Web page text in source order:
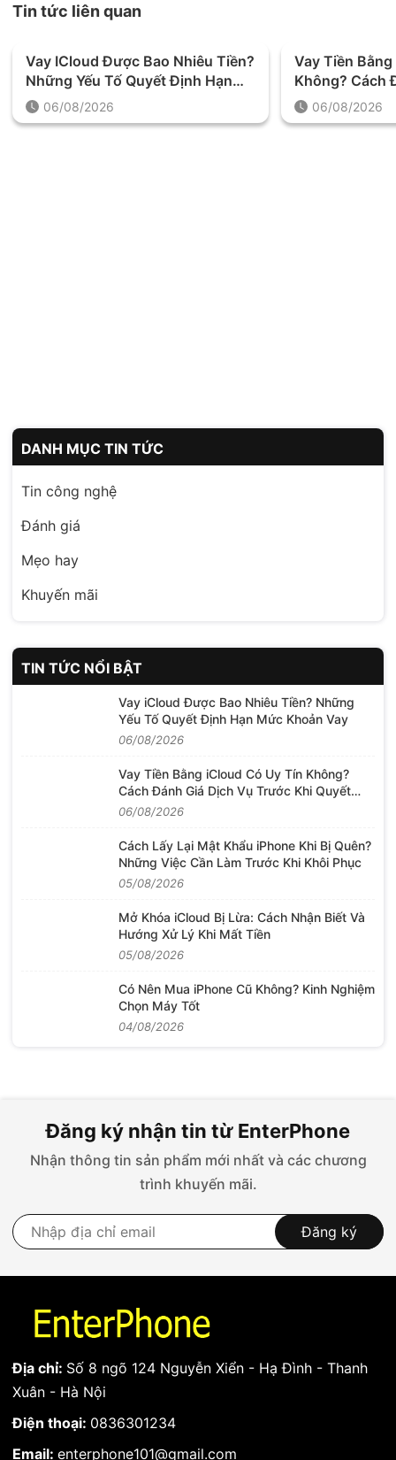
Tin tức liên quan
Vay ICloud Được Bao Nhiêu Tiền?
Những Yếu Tố Quyết Định Hạn
Mức Khoản Vay
06/08/2026
Vay Tiền
Không? Cách
Trước Khi
06/08/2026
DANH MỤC TIN TỨC
Tin công nghệ
Đánh giá
Mẹo hay
Khuyến mãi
TIN TỨC NỔI BẬT
Vay iCloud Được Bao Nhiêu Tiền? Những
Yếu Tố Quyết Định Hạn Mức Khoản Vay
06/08/2026
Vay Tiền Bằng iCloud Có Uy Tín Không?
Cách Đánh Giá Dịch Vụ Trước Khi Quyết
Định
06/08/2026
Cách Lấy Lại Mật Khẩu iPhone Khi Bị Quên?
Những Việc Cần Làm Trước Khi Khôi Phục
05/08/2026
Mở Khóa iCloud Bị Lừa: Cách Nhận Biết Và
Hướng Xử Lý Khi Mất Tiền
05/08/2026
Có Nên Mua iPhone Cũ Không? Kinh Nghiệm
Chọn Máy Tốt
04/08/2026
Đăng ký nhận tin từ EnterPhone
Nhận thông tin sản phẩm mới nhất và các chương
trình khuyến mãi.
Đăng ký
Địa chỉ: Số 8 ngõ 124 Nguyễn Xiển - Hạ Đình - Thanh
Xuân - Hà Nội
Điện thoại: 0836301234
Email: enterphone101@gmail.com